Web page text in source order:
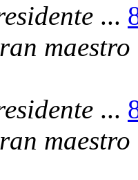
...
...